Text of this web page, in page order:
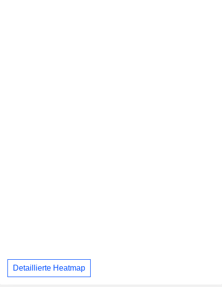
Detaillierte Heatmap